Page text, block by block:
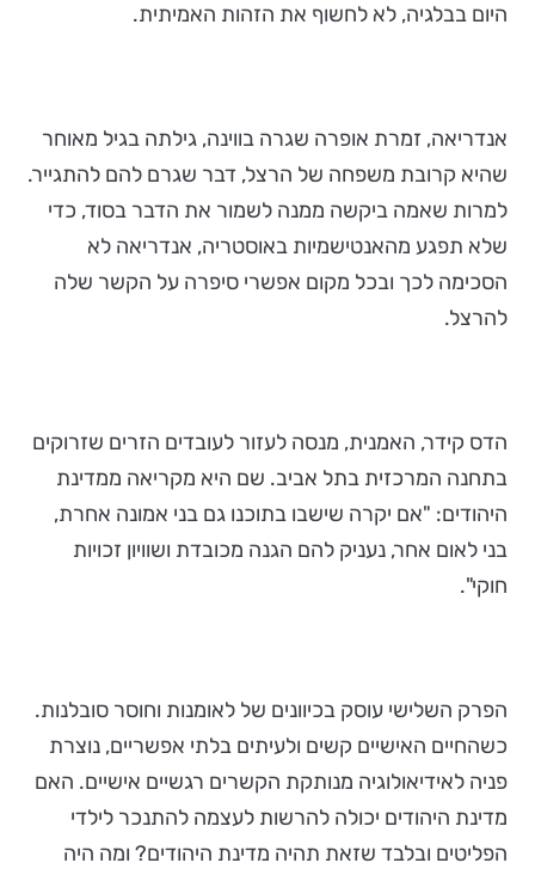
היום בבלגיה, לא לחשוף את הזהות האמיתית.
אנדריאה, זמרת אופרה שגרה בווינה, גילתה בגיל מאוחר
שהיא קרובת משפחה של הרצל, דבר שגרם להם להתגייר.
למרות שאמה ביקשה ממנה לשמור את הדבר בסוד, כדי
שלא תפגע מהאנטישמיות באוסטריה, אנדריאה לא
הסכימה לכך ובכל מקום אפשרי סיפרה על הקשר שלה
להרצל.
הדס קידר, האמנית, מנסה לעזור לעובדים הזרים שזרוקים
בתחנה המרכזית בתל אביב. שם היא מקריאה ממדינת
היהודים: "אם יקרה שישבו בתוכנו גם בני אמונה אחרת,
בני לאום אחר, נעניק להם הגנה מכובדת ושוויון זכויות
חוקי".
הפרק השלישי עוסק בכיוונים של לאומנות וחוסר סובלנות.
כשהחיים האישיים קשים ולעיתים בלתי אפשריים, נוצרת
פניה לאידיאולוגיה מנותקת הקשרים רגשיים אישיים. האם
מדינת היהודים יכולה להרשות לעצמה להתנכר לילדי
הפליטים ובלבד שזאת תהיה מדינת היהודים? ומה היה